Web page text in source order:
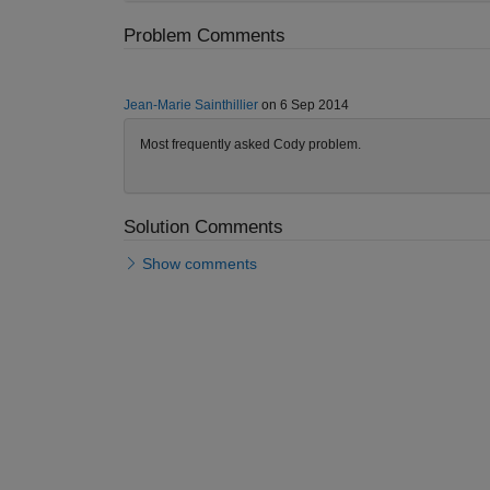
Problem Comments
Jean-Marie Sainthillieron 6 Sep 2014
Most frequently asked Cody problem.
Solution Comments
Show comments